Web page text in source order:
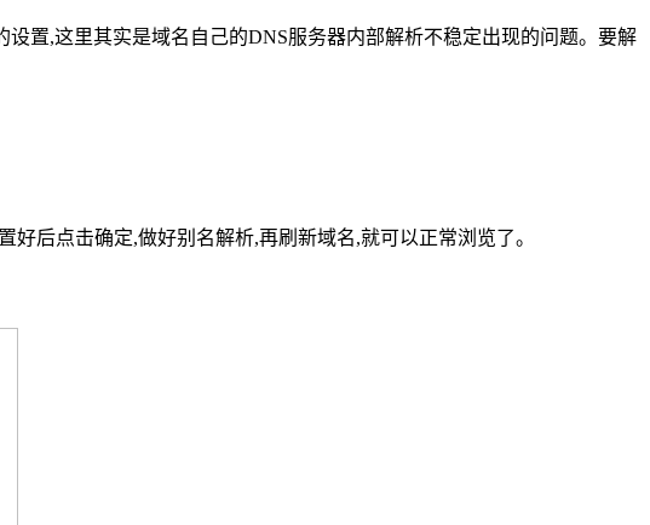
置,这里其实是域名自己的DNS服务器内部解析不稳定出现的问题。要解
后点击确定,做好别名解析,再刷新域名,就可以正常浏览了。